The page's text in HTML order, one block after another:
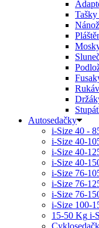
Autosedačky
i-Size 40 -
i-Size 40-
i-Size 40-
i-Size 40-
i-Size 76-
i-Size 76-
i-Size 76-
i-Size 100-
15-50 Kg i-